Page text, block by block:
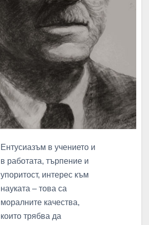
Ентусиазъм в учението и
в работата, търпение и
упоритост, интерес към
науката – това са
моралните качества,
които трябва да